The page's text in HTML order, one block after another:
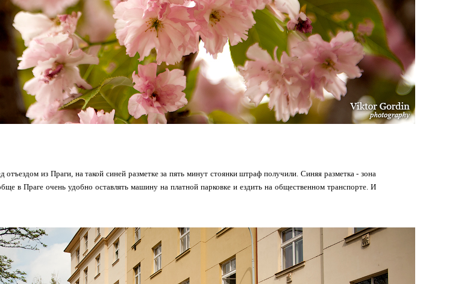
из Праги, на такой синей разметке за пять минут стоянки штраф получили. Синяя разметка - зона
в Праге очень удобно оставлять машину на платной парковке и ездить на общественном транспорте. И